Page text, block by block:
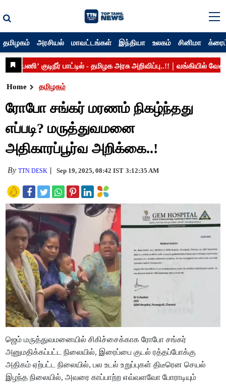
தமிழகம் அரசியல் மாவட்டங்கள் இந்தியா உலகம் சினிமா
Home தமிழகம்
ரோபோ சங்கர் மரணம் நிகழ்ந்தது
எப்படி? மருத்துவமனை
அதிகாரப்பூர்வ அறிக்கை..!
ByTTN DESK Sep 19, 2025, 08:42 IST 3:12:35 AM
ஜெம் மருத்துவமனையில் சிகிச்சைக்காக ரோபோ சங்கர்
அனுமதிக்கப்பட்ட நிலையில், இரைப்பை குடல் ரத்தப்போக்கு
அதிகம் ஏற்பட்ட நிலையில், பல உடல் உறுப்புகள் திடீரென செயல்
இழந்த நிலையில், அவரை காப்பாற்ற எவ்வளவோ போராடியும்